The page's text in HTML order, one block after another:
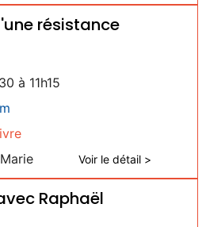
résistance
à 11h15
Voir le détail >
Raphaël